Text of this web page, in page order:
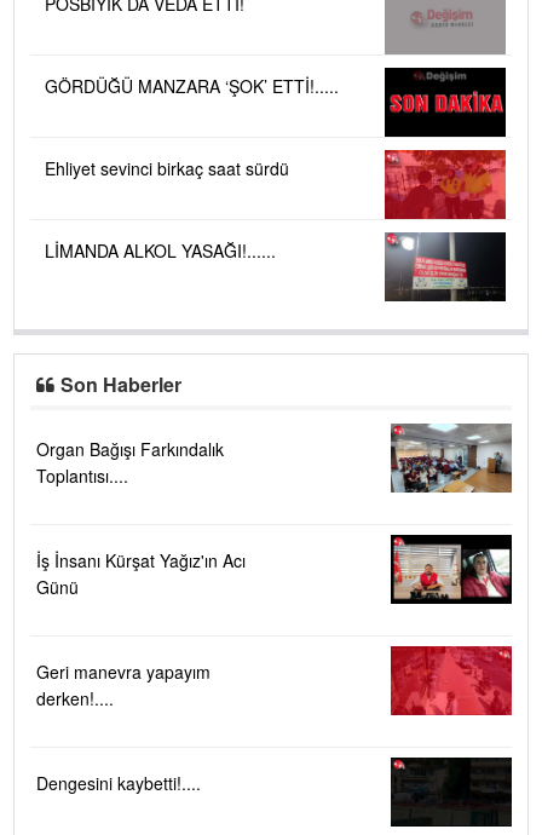
GÖRDÜĞÜ MANZARA ‘ŞOK’ ETTİ!.....
Ehliyet sevinci birkaç saat sürdü
LİMANDA ALKOL YASAĞI!......
Son Haberler
Organ Bağışı Farkındalık
Toplantısı....
İş İnsanı Kürşat Yağız'ın Acı
Günü
Geri manevra yapayım
derken!....
Dengesini kaybetti!....